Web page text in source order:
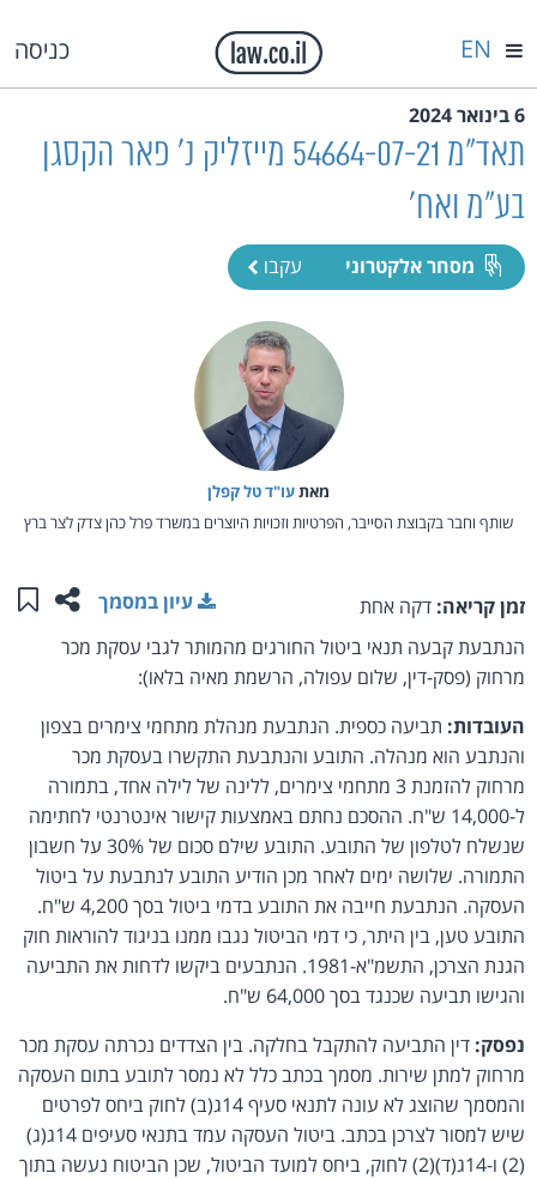
כניסה EN
6 בינואר 2024
תאד"מ 54664-07-21 מייזליק נ' פאר הקסגן
בע"מ ואח'
מסחר אלקטרוני עקבו
מאת‏עו"ד טל קפלן
שותף וחבר בקבוצת הסייבר, הפרטיות וזכויות היוצרים במשרד פרל כהן צדק לצר ברץ
זמן קריאה: דקה אחת שתפו
עיון במסמך
הנתבעת קבעה תנאי ביטול החורגים מהמותר לגבי עסקת מכר
מרחוק (פסק-דין, שלום עפולה, הרשמת מאיה בלאו):
העובדות: תביעה כספית. הנתבעת מנהלת מתחמי צימרים בצפון
והנתבע הוא מנהלה. התובע והנתבעת התקשרו בעסקת מכר
מרחוק להזמנת 3 מתחמי צימרים, ללינה של לילה אחד, בתמורה
ל-14,000 ש"ח. ההסכם נחתם באמצעות קישור אינטרנטי לחתימה
שנשלח לטלפון של התובע. התובע שילם סכום של 30% על חשבון
התמורה. שלושה ימים לאחר מכן הודיע התובע לנתבעת על ביטול
העסקה. הנתבעת חייבה את התובע בדמי ביטול בסך 4,200 ש"ח.
התובע טען, בין היתר, כי דמי הביטול נגבו ממנו בניגוד להוראות חוק
הגנת הצרכן, התשמ"א-1981. הנתבעים ביקשו לדחות את התביעה
והגישו תביעה שכנגד בסך 64,000 ש"ח.
נפסק: דין התביעה להתקבל בחלקה. בין הצדדים נכרתה עסקת מכר
מרחוק למתן שירות. מסמך בכתב כלל לא נמסר לתובע בתום העסקה
והמסמך שהוצג לא עונה לתנאי סעיף 14ג(ב) לחוק ביחס לפרטים
שיש למסור לצרכן בכתב. ביטול העסקה עמד בתנאי סעיפים 14ג(ג)
(2) ו-14ג(ד)(2) לחוק, ביחס למועד הביטול, שכן הביטוח נעשה בתוך